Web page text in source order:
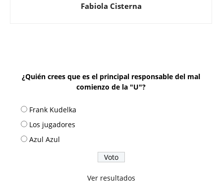
Fabiola Cisterna
¿Quién crees que es el principal responsable del mal
comienzo de la "U"?
Frank Kudelka
Los jugadores
Azul Azul
Ver resultados